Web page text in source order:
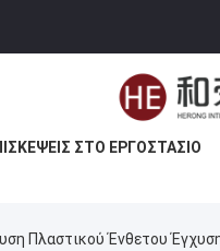
ΣΤΟ ΕΡΓΟΣΤΆΣΙΟ
Πλαστικού Ένθετου